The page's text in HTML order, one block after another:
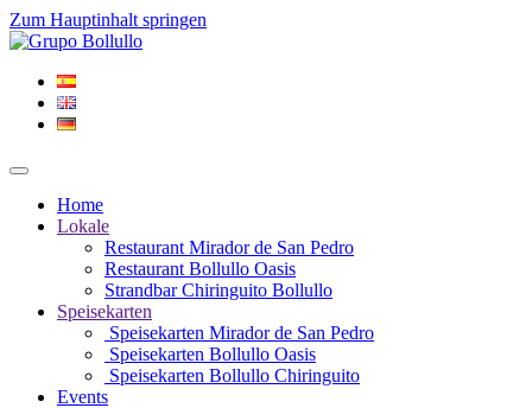
Zum Hauptinhalt springen
Home
Lokale
Restaurant Mirador de San Pedro
Restaurant Bollullo Oasis
Strandbar Chiringuito Bollullo
Speisekarten
Speisekarten Mirador de San Pedro
Speisekarten Bollullo Oasis
Speisekarten Bollullo Chiringuito
Events